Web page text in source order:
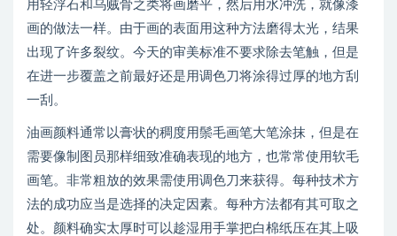
用轻浮石和乌贼骨之类将画磨平，然后用水冲洗，就像漆
画的做法一样。由于画的表面用这种方法磨得太光，结果
出现了许多裂纹。今天的审美标准不要求除去笔触，但是
在进一步覆盖之前最好还是用调色刀将涂得过厚的地方刮
一刮。
油画颜料通常以膏状的稠度用鬃毛画笔大笔涂抹，但是在
需要像制图员那样细致准确表现的地方，也常常使用软毛
画笔。非常粗放的效果需使用调色刀来获得。每种技术方
法的成功应当是选择的决定因素。每种方法都有其可取之
处。颜料确实太厚时可以趁湿用手掌把白棉纸压在其上吸